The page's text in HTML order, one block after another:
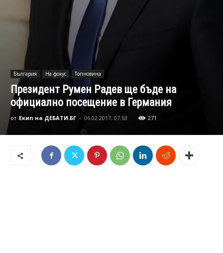
България На фокус Топновина
Президент Румен Радев ще бъде на
официално посещение в Германия
от Екип на ДЕБАТИ.БГ - 06.02.2017, 07:53 271